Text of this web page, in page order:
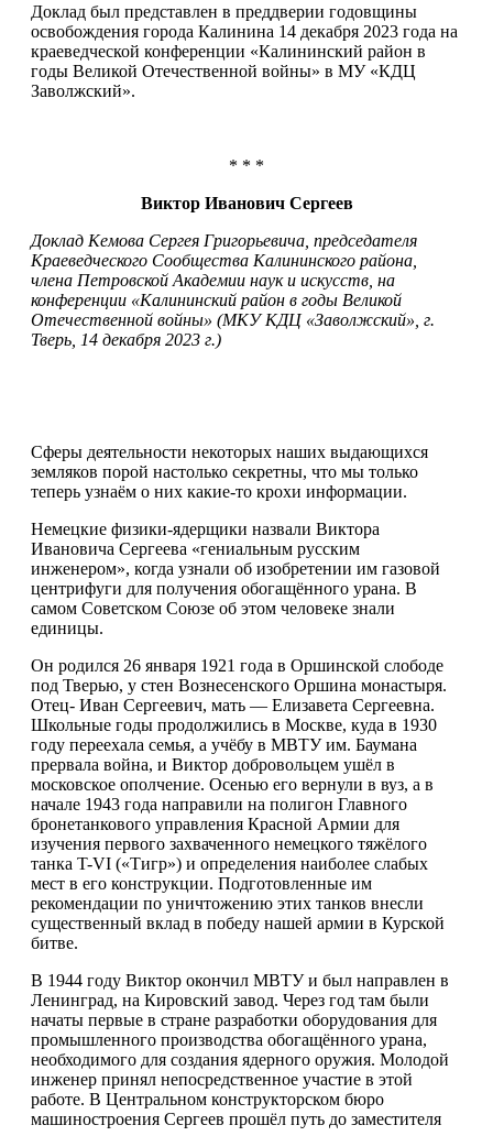
Доклад был представлен в преддверии годовщины
освобождения города Калинина 14 декабря 2023 года на
краеведческой конференции «Калининский район в
годы Великой Отечественной войны» в МУ «КДЦ
Заволжский».
* * *
Виктор Иванович Сергеев
Доклад Кемова Сергея Григорьевича, председателя
Краеведческого Сообщества Калининского района,
члена Петровской Академии наук и искусств, на
конференции «Калининский район в годы Великой
Отечественной войны» (МКУ КДЦ «Заволжский», г.
Тверь, 14 декабря 2023 г.)
Сферы деятельности некоторых наших выдающихся
земляков порой настолько секретны, что мы только
теперь узнаём о них какие-то крохи информации.
Немецкие физики-ядерщики назвали Виктора
Ивановича Сергеева «гениальным русским
инженером», когда узнали об изобретении им газовой
центрифуги для получения обогащённого урана. В
самом Советском Союзе об этом человеке знали
единицы.
Он родился 26 января 1921 года в Оршинской слободе
под Тверью, у стен Вознесенского Оршина монастыря.
Отец- Иван Сергеевич, мать — Елизавета Сергеевна.
Школьные годы продолжились в Москве, куда в 1930
году переехала семья, а учёбу в МВТУ им. Баумана
прервала война, и Виктор добровольцем ушёл в
московское ополчение. Осенью его вернули в вуз, а в
начале 1943 года направили на полигон Главного
бронетанкового управления Красной Армии для
изучения первого захваченного немецкого тяжёлого
танка T-VI («Тигр») и определения наиболее слабых
мест в его конструкции. Подготовленные им
рекомендации по уничтожению этих танков внесли
существенный вклад в победу нашей армии в Курской
битве.
В 1944 году Виктор окончил МВТУ и был направлен в
Ленинград, на Кировский завод. Через год там были
начаты первые в стране разработки оборудования для
промышленного производства обогащённого урана,
необходимого для создания ядерного оружия. Молодой
инженер принял непосредственное участие в этой
работе. В Центральном конструкторском бюро
машиностроения Сергеев прошёл путь до заместителя